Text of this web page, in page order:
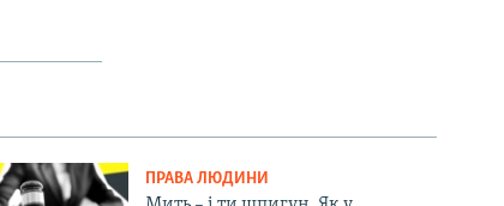
ПРАВА ЛЮДИНИ